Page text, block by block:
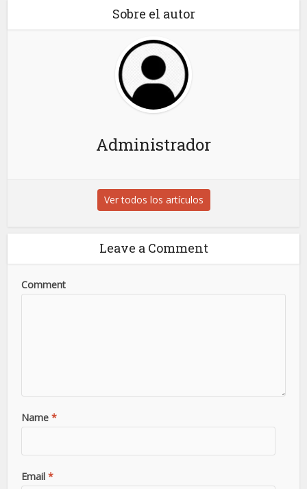
Sobre el autor
Administrador
Ver todos los artículos
Leave a Comment
Comment
Name *
Email *